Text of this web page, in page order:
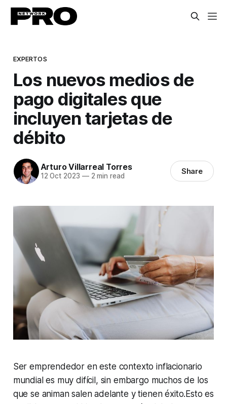
EXPERTOS
Los nuevos medios de
pago digitales que
incluyen tarjetas de
débito
Arturo Villarreal Torres
12 Oct 2023 —2 min read Share
Ser emprendedor en este contexto inflacionario
mundial es muy difícil, sin embargo muchos de los
que se animan salen adelante y tienen éxito.Esto es